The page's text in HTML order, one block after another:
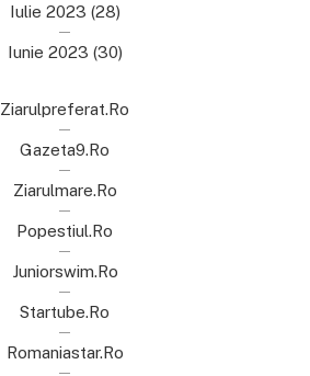
Iulie 2023 (28)
Iunie 2023 (30)
Ziarulpreferat.ro
Gazeta9.ro
Ziarulmare.ro
Popestiul.ro
Juniorswim.ro
Startube.ro
Romaniastar.ro